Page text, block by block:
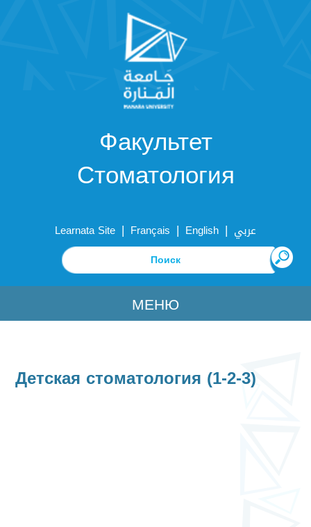
Факультет
Стоматология
Learnata Site | Français | English | عربي
МЕНЮ
Детская стоматология (1-2-3)